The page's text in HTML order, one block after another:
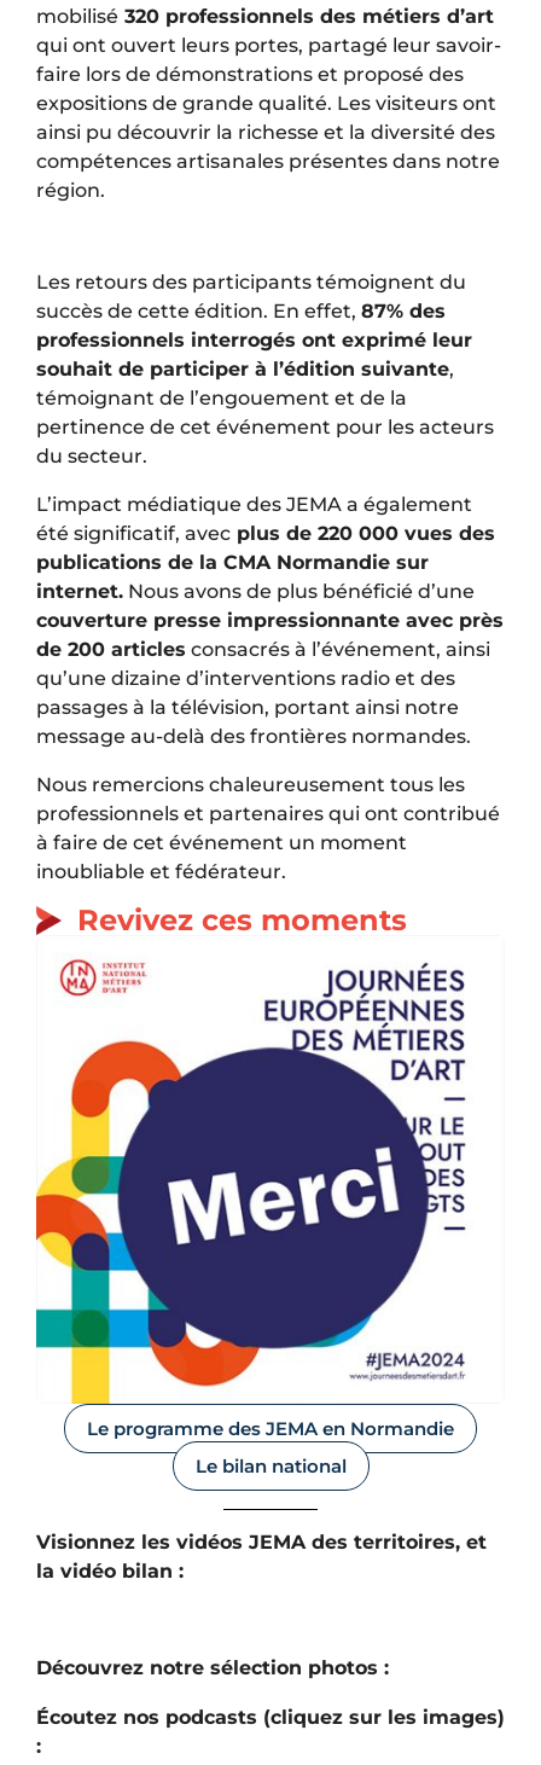
mobilisé 320 professionnels des métiers d’art
qui ont ouvert leurs portes, partagé leur savoir-
faire lors de démonstrations et proposé des
expositions de grande qualité. Les visiteurs ont
ainsi pu découvrir la richesse et la diversité des
compétences artisanales présentes dans notre
région.
Les retours des participants témoignent du
succès de cette édition. En effet, 87% des
professionnels interrogés ont exprimé leur
souhait de participer à l’édition suivante,
témoignant de l’engouement et de la
pertinence de cet événement pour les acteurs
du secteur.
L’impact médiatique des JEMA a également
été significatif, avec plus de 220 000 vues des
publications de la CMA Normandie sur
internet. Nous avons de plus bénéficié d’une
couverture presse impressionnante avec près
de 200 articles consacrés à l’événement, ainsi
qu’une dizaine d’interventions radio et des
passages à la télévision, portant ainsi notre
message au-delà des frontières normandes.
Nous remercions chaleureusement tous les
professionnels et partenaires qui ont contribué
à faire de cet événement un moment
inoubliable et fédérateur.
Revivez ces moments
Le programme des JEMA en Normandie
Le bilan national
Visionnez les vidéos JEMA des territoires, et
la vidéo bilan :
Découvrez notre sélection photos :
Écoutez nos podcasts (cliquez sur les images)
: